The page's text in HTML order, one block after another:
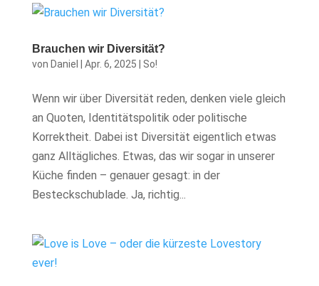
Brauchen wir Diversität?
von Daniel Apr. 6, 2025 So!
Wenn wir über Diversität reden, denken viele gleich
an Quoten, Identitätspolitik oder politische
Korrektheit. Dabei ist Diversität eigentlich etwas
ganz Alltägliches. Etwas, das wir sogar in unserer
Küche finden – genauer gesagt: in der
Besteckschublade. Ja, richtig...